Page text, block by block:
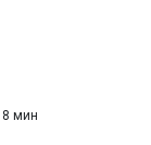
8 мин